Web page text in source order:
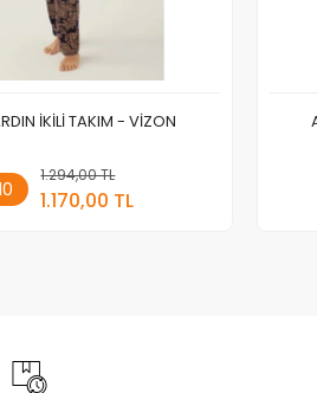
İKİLİ TAKIM - VİZON
1.294,00 TL
1.170,00 TL
Sepete Ekle